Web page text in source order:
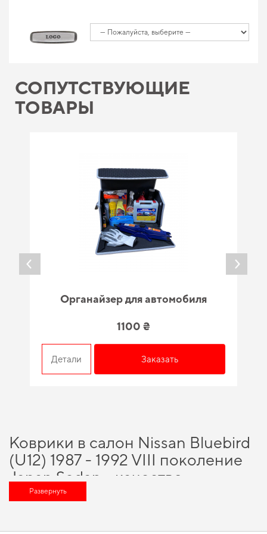
СОПУТСТВУЮЩИЕ
ТОВАРЫ
Органайзер для автомобиля
1100 ₴
Детали Заказать
Коврики в салон Nissan Bluebird
(U12) 1987 - 1992 VIII поколение
Japan Sedan - качество,
проверенное временем и
Сделайте поездки более удобными,купить коврики ренои обеспечить
Развернуть